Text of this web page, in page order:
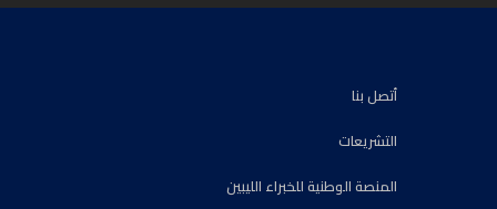
أتصل بنا
التشريعات
المنصة الوطنية للخبراء الليبين